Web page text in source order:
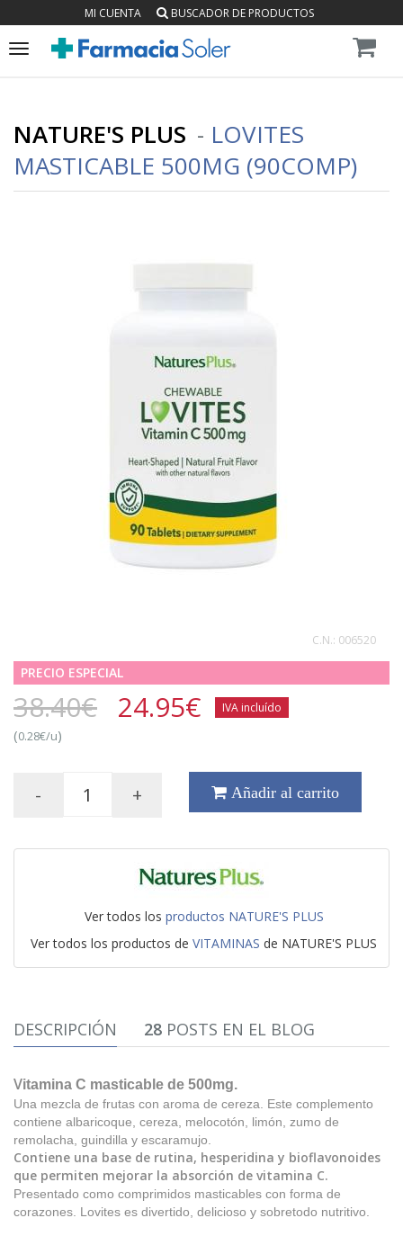
MI CUENTA BUSCADOR DE PRODUCTOS
Toggle
NATURE'S PLUS - LOVITES
MASTICABLE 500MG (90COMP)
C.N.: 006520
PRECIO ESPECIAL
38.40€ 24.95€ IVA incluído
(0.28€/u)
- + Añadir al carrito
Ver todos los productos NATURE'S PLUS
Ver todos los productos de VITAMINAS de NATURE'S PLUS
DESCRIPCIÓN 28 POSTS EN EL BLOG
Vitamina C masticable de 500mg.
Una mezcla de frutas con aroma de cereza. Este complemento
contiene albaricoque, cereza, melocotón, limón, zumo de
remolacha, guindilla y escaramujo.
Contiene una base de rutina, hesperidina y bioflavonoides
que permiten mejorar la absorción de vitamina C.
Presentado como comprimidos masticables con forma de
corazones. Lovites es divertido, delicioso y sobretodo nutritivo.